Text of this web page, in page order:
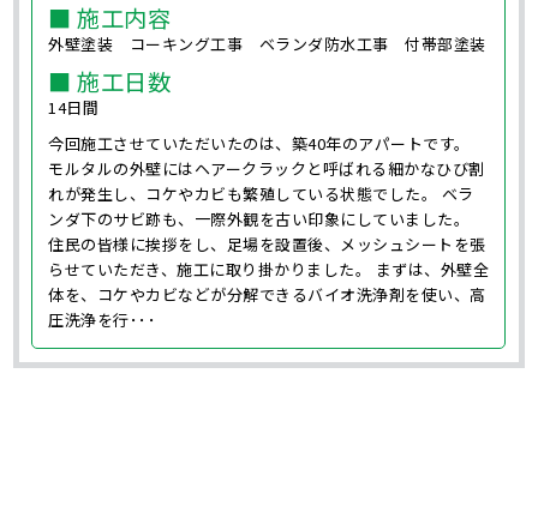
■ 施工内容
外壁塗装 コーキング工事 ベランダ防水工事 付帯部塗装
■ 施工日数
14日間
今回施工させていただいたのは、築40年のアパートです。
モルタルの外壁にはヘアークラックと呼ばれる細かなひび割
れが発生し、コケやカビも繁殖している状態でした。 ベラ
ンダ下のサビ跡も、一際外観を古い印象にしていました。
住民の皆様に挨拶をし、足場を設置後、メッシュシートを張
らせていただき、施工に取り掛かりました。 まずは、外壁全
体を、コケやカビなどが分解できるバイオ洗浄剤を使い、高
圧洗浄を行･･･